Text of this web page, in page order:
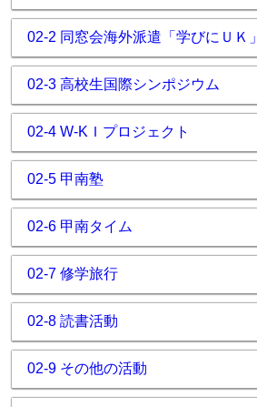
02-2 同窓会海外派遣「学びにＵＫ」
02-3 高校生国際シンポジウム
02-4 W-KＩプロジェクト
02-5 甲南塾
02-6 甲南タイム
02-7 修学旅行
02-8 読書活動
02-9 その他の活動